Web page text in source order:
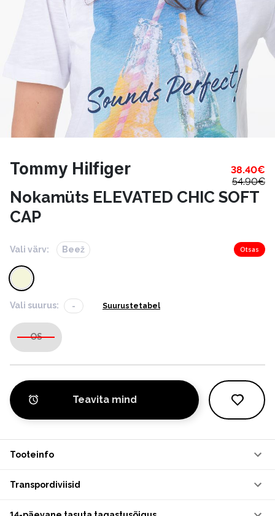
Tommy Hilfiger 38.40€
54.90€
Nokamüts ELEVATED CHIC SOFT
CAP
Vali värv: Beež Otsas
Vali suurus: - Suurustetabel
OS
Teavita mind
Tooteinfo
Transpordiviisid